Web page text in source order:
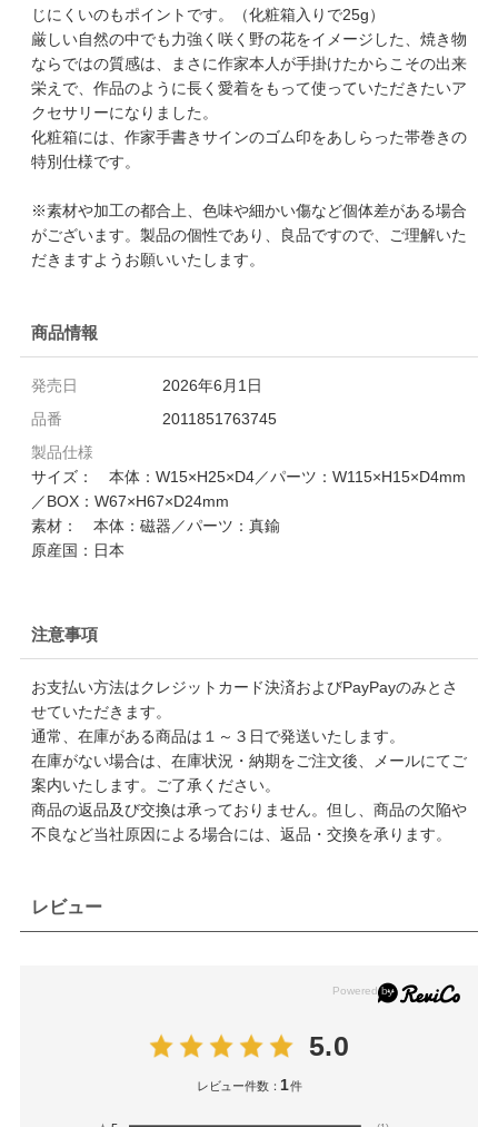
じにくいのもポイントです。（化粧箱入りで25g）
厳しい自然の中でも力強く咲く野の花をイメージした、焼き物
ならではの質感は、まさに作家本人が手掛けたからこその出来
栄えで、作品のように長く愛着をもって使っていただきたいア
クセサリーになりました。
化粧箱には、作家手書きサインのゴム印をあしらった帯巻きの
特別仕様です。
※素材や加工の都合上、色味や細かい傷など個体差がある場合
がございます。製品の個性であり、良品ですので、ご理解いた
だきますようお願いいたします。
商品情報
発売日
2026年6月1日
品番
2011851763745
製品仕様
サイズ： 本体：W15×H25×D4／パーツ：W115×H15×D4mm
／BOX：W67×H67×D24mm
素材： 本体：磁器／パーツ：真鍮
原産国：日本
注意事項
お支払い方法はクレジットカード決済およびPayPayのみとさ
せていただきます。
通常、在庫がある商品は１～３日で発送いたします。
在庫がない場合は、在庫状況・納期をご注文後、メールにてご
案内いたします。ご了承ください。
商品の返品及び交換は承っておりません。但し、商品の欠陥や
不良など当社原因による場合には、返品・交換を承ります。
レビュー
5.0
レビュー件数： 1件